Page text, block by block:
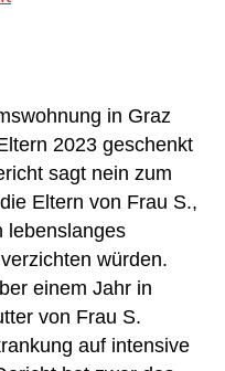
in Graz
2023 geschenkt
sagt nein zum
Eltern von Frau S.,
lebenslanges
würden.
einem Jahr in
von Frau S.
auf intensive